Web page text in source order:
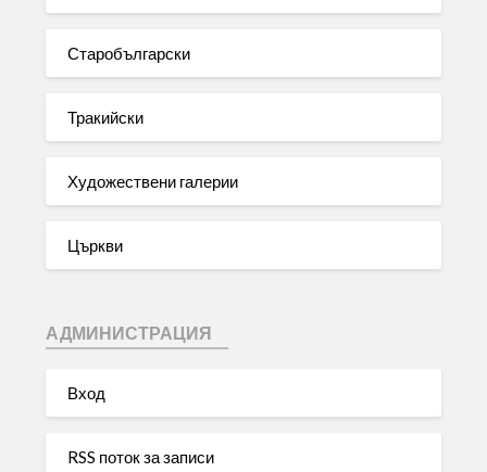
Старобългарски
Тракийски
Художествени галерии
Църкви
АДМИНИСТРАЦИЯ
Вход
RSS поток за записи